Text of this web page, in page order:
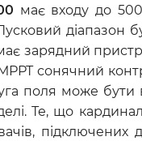
має входу до
зарядний
сонячний
поля може
Те, що
підключених